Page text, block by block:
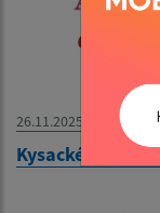
26.11.2025
Kysacké